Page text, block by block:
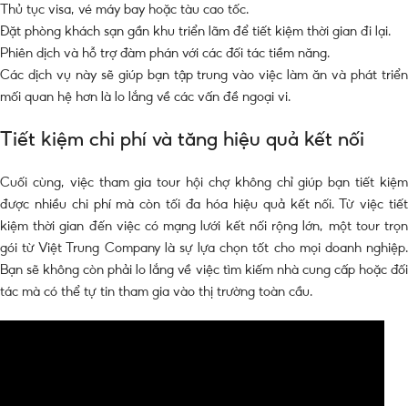
Thủ tục visa, vé máy bay hoặc tàu cao tốc.
Đặt phòng khách sạn gần khu triển lãm để tiết kiệm thời gian đi lại.
Phiên dịch và hỗ trợ đàm phán với các đối tác tiềm năng.
Các dịch vụ này sẽ giúp bạn tập trung vào việc làm ăn và phát triển
mối quan hệ hơn là lo lắng về các vấn đề ngoại vi.
Tiết kiệm chi phí và tăng hiệu quả kết nối
Cuối cùng, việc tham gia tour hội chợ không chỉ giúp bạn tiết kiệm
được nhiều chi phí mà còn tối đa hóa hiệu quả kết nối. Từ việc tiết
kiệm thời gian đến việc có mạng lưới kết nối rộng lớn, một tour trọn
gói từ Việt Trung Company là sự lựa chọn tốt cho mọi doanh nghiệp.
Bạn sẽ không còn phải lo lắng về việc tìm kiếm nhà cung cấp hoặc đối
tác mà có thể tự tin tham gia vào thị trường toàn cầu.